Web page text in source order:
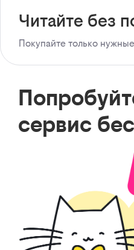
Читайте без
Покупайте только
сервис